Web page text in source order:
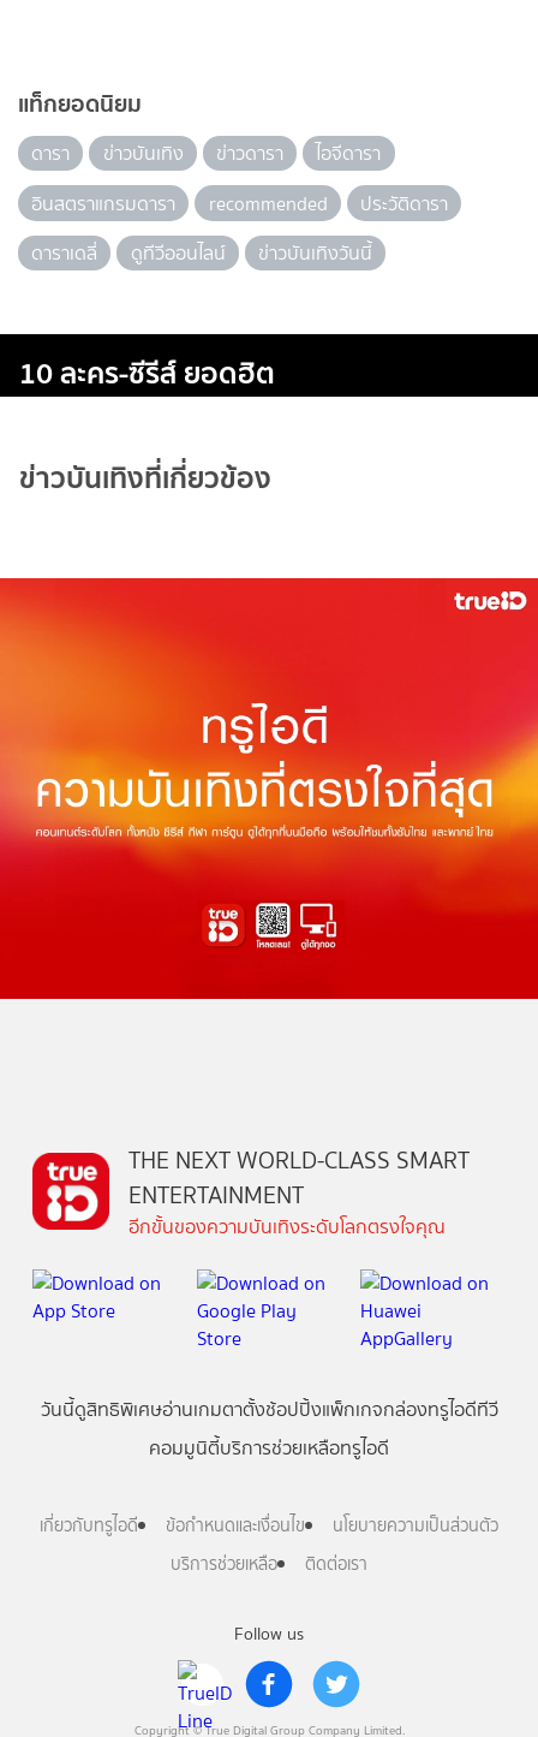
แท็กยอดนิยม
ดารา ข่าวบันเทิง ข่าวดารา
ไอจีดารา
อินสตราแกรมดารา
recommended
ประวัติดารา
ดาราเดลี่
ดูทีวีออนไลน์ ข่าวบันเทิงวันนี้
10 ละคร-ซีรีส์ ยอดฮิต
ข่าวบันเทิงที่เกี่ยวข้อง
Follow us
Copyright © True Digital Group Company Limited.
THE NEXT WORLD-CLASS SMART
ENTERTAINMENT
อีกขั้นของความบันเทิงระดับโลกตรงใจคุณ
วันนี้ดูสิทธิพิเศษอ่านเกมตาตั้งช้อปปิ้งแพ็กเกจกล่องทรูไอดีทีวี
คอมมูนิตี้บริการช่วยเหลือทรูไอดี
เกี่ยวกับทรูไอดี ข้อกำหนดและเงื่อนไข
นโยบายความเป็นส่วนตัว
บริการช่วยเหลือ
ติดต่อเรา